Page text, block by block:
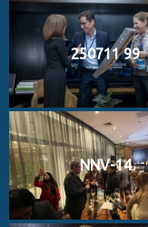
250711 99
NNV-14